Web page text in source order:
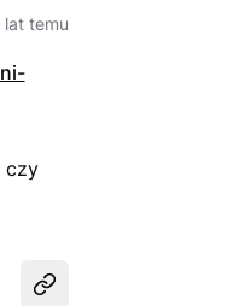
lat temu
czy
Udostępnij